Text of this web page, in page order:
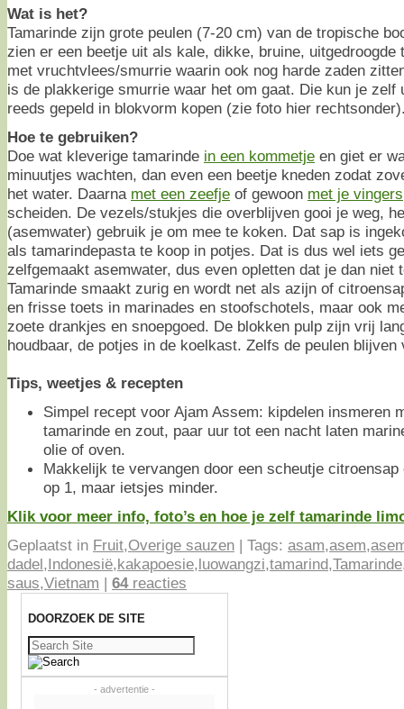
Wat is het?
Tamarinde zijn grote peulen (7-20 cm) van de tropische
zien er een beetje uit als kale, dikke, bruine, uitgedroogde
met vruchtvlees/smurrie waarin ook nog harde zaden
is de plakkerige smurrie waar het om gaat. Die kun je zelf
reeds gepeld in blokvorm kopen (zie foto hier
Hoe te gebruiken?
Doe wat kleverige tamarinde in een kommetje en giet er
minuutjes wachten, dan even een beetje kneden zodat
het water. Daarna met een zeefje of gewoon met je vingers
scheiden. De vezels/stukjes die overblijven gooi je weg,
(asemwater) gebruik je om mee te koken. Dat sap is
als tamarindepasta te koop in potjes. Dat is dus wel iets
zelfgemaakt asemwater, dus even opletten dat je dan niet
Tamarinde smaakt zurig en wordt net als azijn of
en frisse toets in marinades en stoofschotels, maar ook
zoete drankjes en snoepgoed. De blokken pulp zijn vrij
houdbaar, de potjes in de koelkast. Zelfs de peulen
Tips, weetjes & recepten
Simpel recept voor Ajam Assem: kipdelen insmeren
tamarinde en zout, paar uur tot een nacht laten
olie of oven.
Makkelijk te vervangen door een scheutje
op 1, maar ietsjes minder.
Klik voor meer info, foto’s en hoe je zelf tamarinde
Geplaatst in Fruit,Overige sauzen | Tags: asam,asem,
dadel,Indonesië,kakapoesie,luowangzi,tamarind,Tamarinde
saus,Vietnam | 64reacties
DOORZOEK DE SITE
Zoeken
naar:
- advertentie -